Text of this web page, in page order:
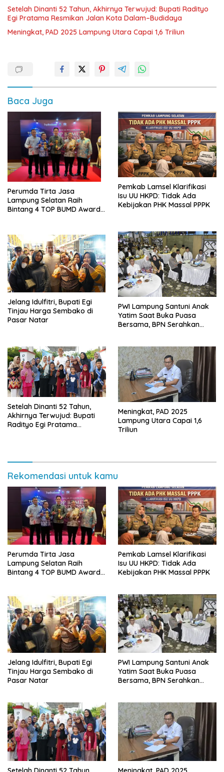
Setelah Dinanti 52 Tahun, Akhirnya Terwujud: Bupati Radityo
Egi Pratama Resmikan Jalan Kota Dalam–Budidaya
Meningkat, PAD 2025 Lampung Utara Capai 1,6 Triliun
Baca Juga
Perumda Tirta Jasa
Lampung Selatan Raih
Bintang 4 TOP BUMD Awards
Pemkab Lamsel Klarifikasi
Isu UU HKPD: Tidak Ada
Kebijakan PHK Massal PPPK
Jelang Idulfitri, Bupati Egi
Tinjau Harga Sembako di
Pasar Natar
PWI Lampung Santuni Anak
Yatim Saat Buka Puasa
Bersama, BPN Serahkan
Setelah Dinanti 52 Tahun,
Akhirnya Terwujud: Bupati
Radityo Egi Pratama
Meningkat, PAD 2025
Lampung Utara Capai 1,6
Triliun
Rekomendasi untuk kamu
Perumda Tirta Jasa
Lampung Selatan Raih
Bintang 4 TOP BUMD Awards
Pemkab Lamsel Klarifikasi
Isu UU HKPD: Tidak Ada
Kebijakan PHK Massal PPPK
Jelang Idulfitri, Bupati Egi
Tinjau Harga Sembako di
Pasar Natar
PWI Lampung Santuni Anak
Yatim Saat Buka Puasa
Bersama, BPN Serahkan